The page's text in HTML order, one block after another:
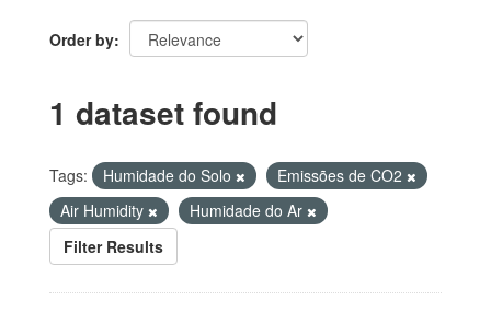
Order by
1 dataset found
Tags: Humidade do Solo
Emissões de CO2
Air Humidity
Humidade do Ar
Filter Results